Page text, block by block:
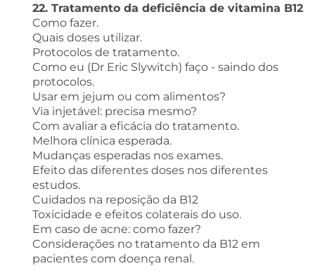
22. Tratamento da deficiência de vitamina B12
Como fazer.
Quais doses utilizar.
Protocolos de tratamento.
Como eu (Dr Eric Slywitch) faço - saindo dos
protocolos.
Usar em jejum ou com alimentos?
Via injetável: precisa mesmo?
Com avaliar a eficácia do tratamento.
Melhora clínica esperada.
Mudanças esperadas nos exames.
Efeito das diferentes doses nos diferentes
estudos.
Cuidados na reposição da B12
Toxicidade e efeitos colaterais do uso.
Em caso de acne: como fazer?
Considerações no tratamento da B12 em
pacientes com doença renal.